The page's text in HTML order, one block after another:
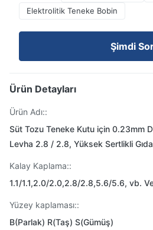
Elektrolitik Teneke Bobin
Şimdi
Ürün Detayları
Ürün Adı::
Süt Tozu Teneke Kutu için 0.23mm
Levha 2.8 / 2.8, Yüksek Sertlikli Gıda
Kalay Kaplama::
1.1/1.1,2.0/2.0,2.8/2.8,5.6/5.6, vb.
Yüzey kaplaması::
B(Parlak) R(Taş) S(Gümüş)